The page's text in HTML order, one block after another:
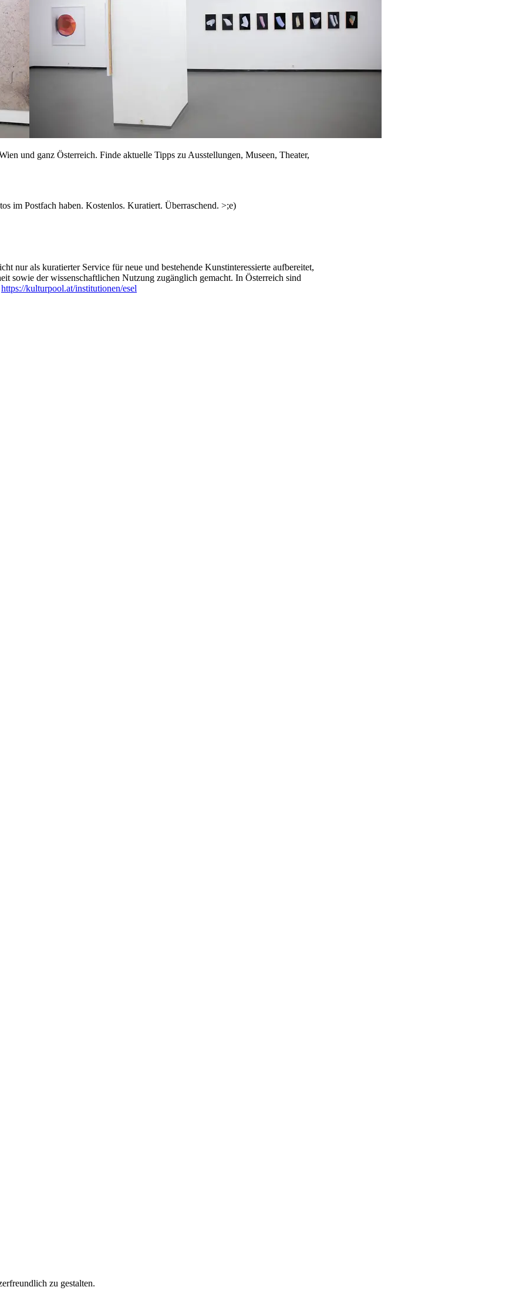
und ganz Österreich. Finde aktuelle Tipps zu Ausstellungen, Museen, Theater,
im Postfach haben. Kostenlos. Kuratiert. Überraschend. >;e)
nur als kuratierter Service für neue und bestehende Kunstinteressierte aufbereitet,
sowie der wissenschaftlichen Nutzung zugänglich gemacht. In Österreich sind
https://kulturpool.at/institutionen/esel
zu gestalten.